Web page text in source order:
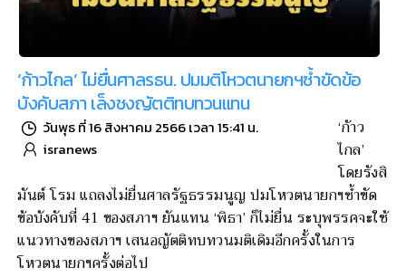
‘ก้าวไกล’ ไม่ยื่นศาลรธน. ปมมติโหวตนายกฯซ้ำขัดข้อ
บังคับสภา เล็งชงญัตติทบทวนแทน
วันพุธ ที่ 16 สิงหาคม 2566 เวลา 15:41 น.
isranews
‘ก้าว
ไกล’
โดยรังสิ
มันต์ โรม แถลงไม่ยื่นศาลรัฐธรรมนูญ ปมโหวตนายกฯซ้ำขัด
ข้อบังคับที่ 41 ของสภาฯ ยันแทน ‘พิธา’ ก็ไม่ยื่น ระบุพรรคจะใช้
แนวทางของสภาฯ เสนอญัตติทบทวนมติเดิมอีกครั้งในการ
โหวตนายกฯครั้งต่อไป